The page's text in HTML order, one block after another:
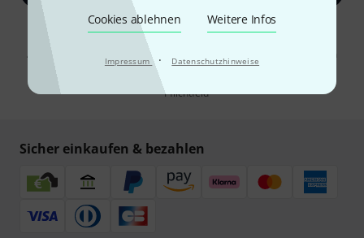
Cookies ablehnen Weitere Infos
Impressum · Datenschutzhinweise
Mit Klick auf „Jetzt anmelden“ stimmen Sie dem Erhalt von E-Mail-
Werbung und einer Messung des E-Mail-Nutzungsverhaltens zu. Die
Abmeldung ist jederzeit möglich. Weitere Informationen finden Sie in
unserenDatenschutzhinweisen.
* Pflichtfeld
Sicher einkaufen & bezahlen